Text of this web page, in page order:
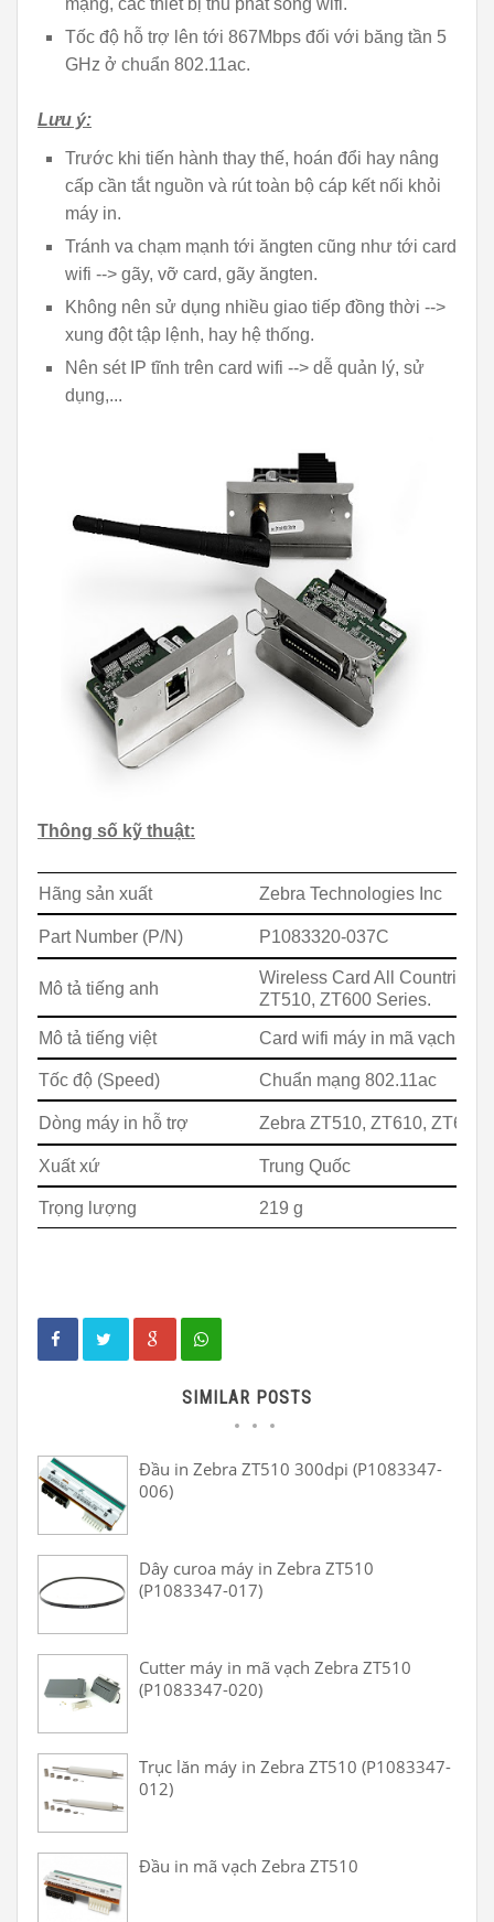
mạng, các thiết bị thu phát sóng wifi.
Tốc độ hỗ trợ lên tới 867Mbps đối với băng tần 5
GHz ở chuẩn 802.11ac.
Lưu ý:
Trước khi tiến hành thay thế, hoán đổi hay nâng
cấp cần tắt nguồn và rút toàn bộ cáp kết nối khỏi
máy in.
Tránh va chạm mạnh tới ăngten cũng như tới card
wifi --> gãy, vỡ card, gãy ăngten.
Không nên sử dụng nhiều giao tiếp đồng thời -->
xung đột tập lệnh, hay hệ thống.
Nên sét IP tĩnh trên card wifi --> dễ quản lý, sử
dụng,...
Thông số kỹ thuật:
Hãng sản xuất Zebra Technologies Inc
Part Number (P/N) P1083320-037C
Mô tả tiếng anh
Wireless Card All Countries
ZT510, ZT600 Series.
Mô tả tiếng việt Card wifi máy in mã vạch
Tốc độ (Speed) Chuẩn mạng 802.11ac
Dòng máy in hỗ trợ Zebra ZT510, ZT610, ZT620
Xuất xứ Trung Quốc
Trọng lượng 219 g
SIMILAR POSTS
Đầu in Zebra ZT510 300dpi (P1083347-
006)
Dây curoa máy in Zebra ZT510
(P1083347-017)
Cutter máy in mã vạch Zebra ZT510
(P1083347-020)
Trục lăn máy in Zebra ZT510 (P1083347-
012)
Đầu in mã vạch Zebra ZT510